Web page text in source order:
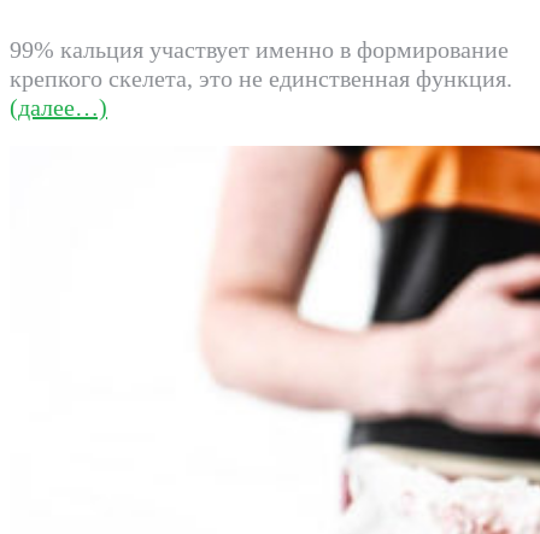
99% кальция участвует именно в формирование
крепкого скелета, это не единственная функция.
(далее…)